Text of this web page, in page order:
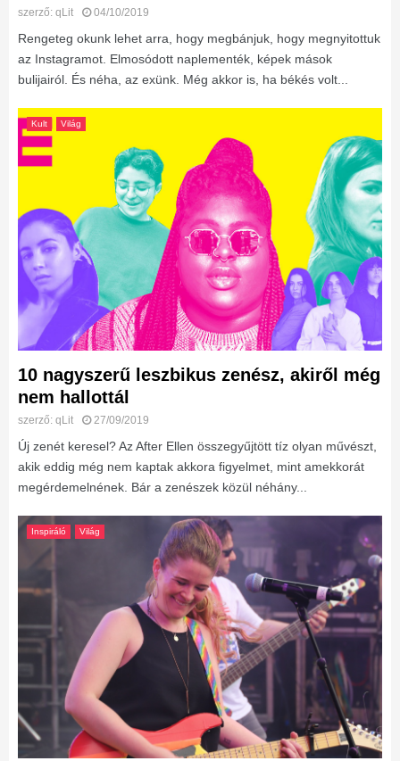
szerző: qLit 04/10/2019
Rengeteg okunk lehet arra, hogy megbánjuk, hogy megnyitottuk
az Instagramot. Elmosódott naplementék, képek mások
bulijairól. És néha, az exünk. Még akkor is, ha békés volt...
Kult Világ
10 nagyszerű leszbikus zenész, akiről még
nem hallottál
szerző: qLit 27/09/2019
Új zenét keresel? Az After Ellen összegyűjtött tíz olyan művészt,
akik eddig még nem kaptak akkora figyelmet, mint amekkorát
megérdemelnének. Bár a zenészek közül néhány...
Inspiráló Világ